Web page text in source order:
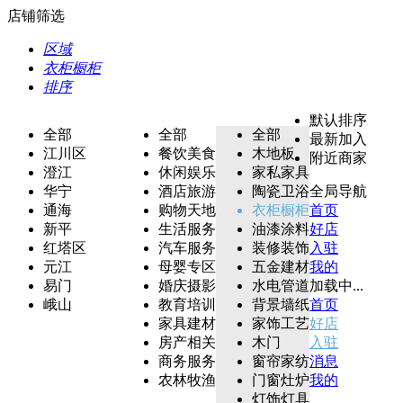
店铺筛选
区域
衣柜橱柜
排序
全部
江川区
澄江
华宁
通海
新平
红塔区
元江
易门
峨山
全部
餐饮美食
休闲娱乐
酒店旅游
购物天地
生活服务
汽车服务
母婴专区
婚庆摄影
教育培训
家具建材
房产相关
商务服务
农林牧渔
全部
木地板
家私家具
陶瓷卫浴
衣柜橱柜
油漆涂料
装修装饰
五金建材
水电管道
背景墙纸
家饰工艺
木门
窗帘家纺
门窗灶炉
灯饰灯具
默认排序
最新加入
附近商家
全局导航
首页
好店
入驻
我的
加载中...
首页
好店
入驻
消息
我的